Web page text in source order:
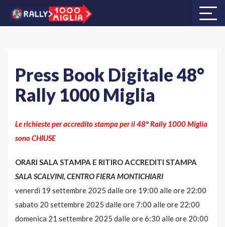
Press Book Digitale 48°
Rally 1000 Miglia
Le richieste per accredito stampa per il 48° Rally 1000 Miglia
sono CHIUSE
ORARI SALA STAMPA E RITIRO ACCREDITI STAMPA
SALA SCALVINI, CENTRO FIERA MONTICHIARI
venerdì 19 settembre 2025 dalle ore 19:00 alle ore 22:00
sabato 20 settembre 2025 dalle ore 7:00 alle ore 22:00
domenica 21 settembre 2025 dalle ore 6:30 alle ore 20:00